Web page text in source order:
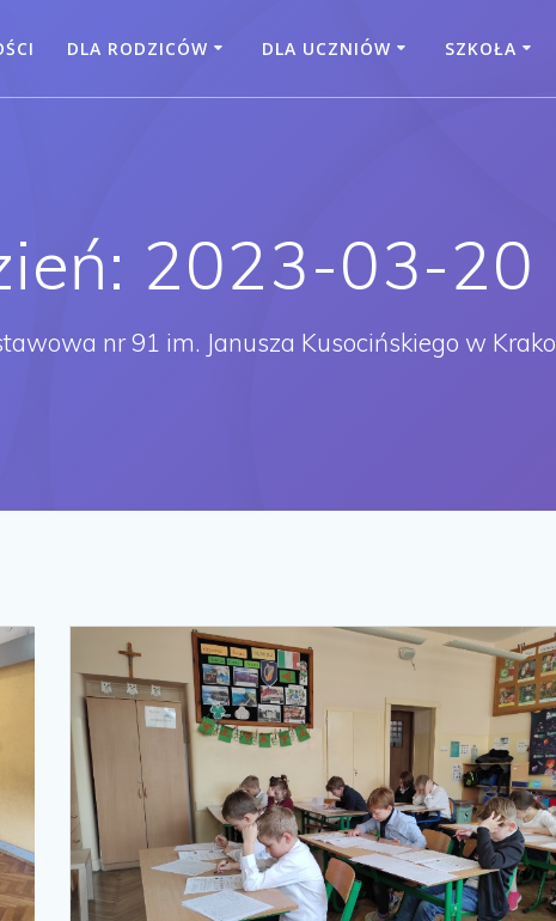
DLA RODZICÓW DLA UCZNIÓW SZKOŁA
2023-03-20
nr 91 im. Janusza Kusocińskiego w